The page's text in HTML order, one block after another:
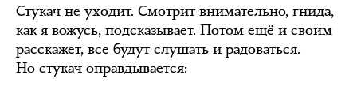
Стукач не уходит. Смотрит внимательно, гнида,
как я вожусь, подсказывает. Потом ещё и своим
расскажет, все будут слушать и радоваться.
Но стукач оправдывается: